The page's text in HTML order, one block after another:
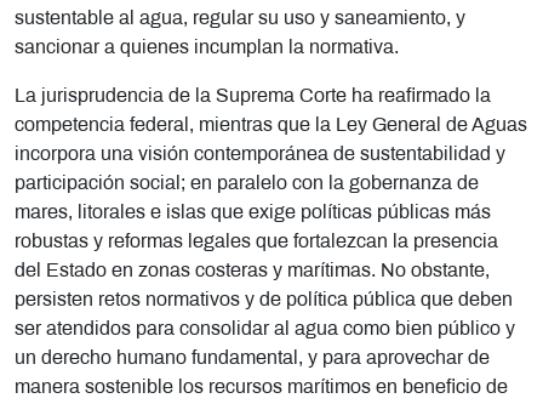
sustentable al agua, regular su uso y saneamiento, y
sancionar a quienes incumplan la normativa.
La jurisprudencia de la Suprema Corte ha reafirmado la
competencia federal, mientras que la Ley General de Aguas
incorpora una visión contemporánea de sustentabilidad y
participación social; en paralelo con la gobernanza de
mares, litorales e islas que exige políticas públicas más
robustas y reformas legales que fortalezcan la presencia
del Estado en zonas costeras y marítimas. No obstante,
persisten retos normativos y de política pública que deben
ser atendidos para consolidar al agua como bien público y
un derecho humano fundamental, y para aprovechar de
manera sostenible los recursos marítimos en beneficio de